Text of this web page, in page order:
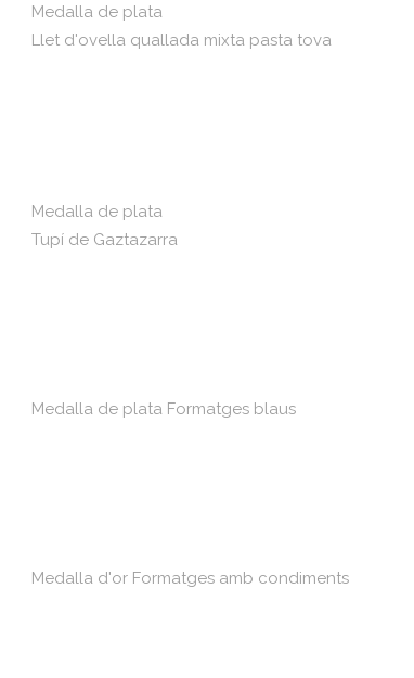
Medalla de plata
Llet d'ovella quallada mixta pasta tova
Medalla de plata
Tupí de Gaztazarra
Medalla de plata Formatges blaus
Medalla d'or Formatges amb condiments